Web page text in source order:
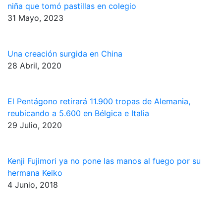
niña que tomó pastillas en colegio
31 Mayo, 2023
Una creación surgida en China
28 Abril, 2020
El Pentágono retirará 11.900 tropas de Alemania,
reubicando a 5.600 en Bélgica e Italia
29 Julio, 2020
Kenji Fujimori ya no pone las manos al fuego por su
hermana Keiko
4 Junio, 2018